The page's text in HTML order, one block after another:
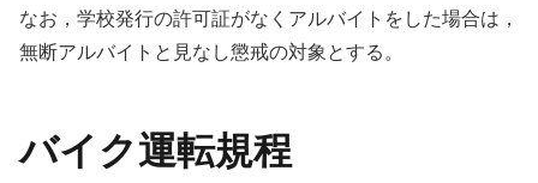
なお，学校発行の許可証がなくアルバイトをした場合は，
無断アルバイトと見なし懲戒の対象とする。
バイク運転規程